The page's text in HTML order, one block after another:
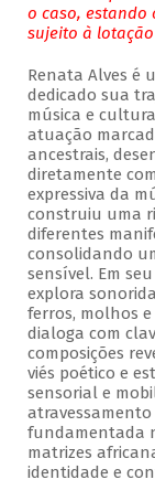
o caso, estando
sujeito à
Renata Alves é
dedicado sua
música e
atuação
ancestrais,
diretamente
expressiva da
construiu uma
diferentes
consolidando
sensível. Em
explora
ferros, molhos
dialoga com
composições
viés poético e
sensorial e
fundamentada
matrizes
identidade e